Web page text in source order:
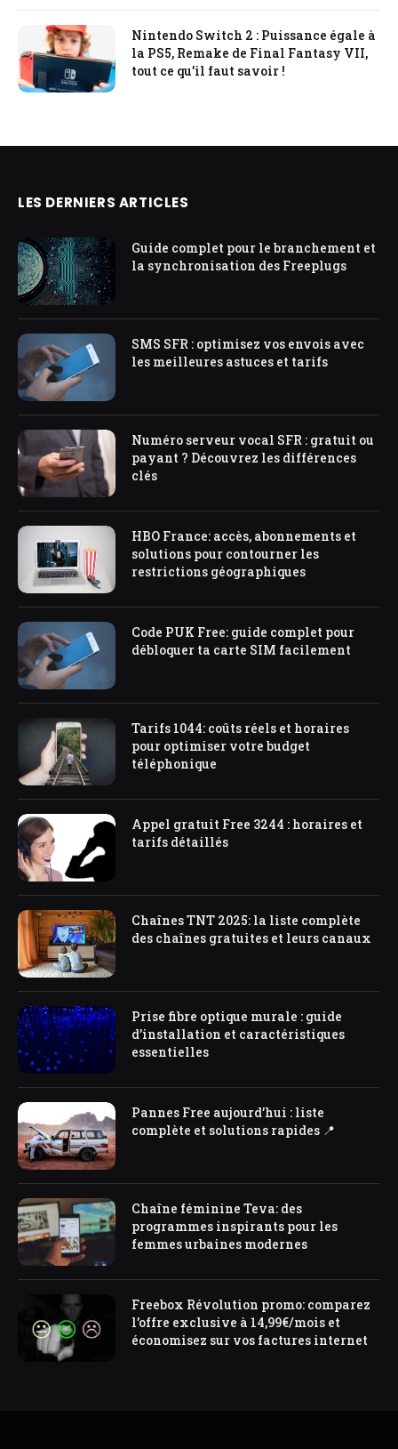
Nintendo Switch 2 : Puissance égale à
la PS5, Remake de Final Fantasy VII,
tout ce qu’il faut savoir !
LES DERNIERS ARTICLES
Guide complet pour le branchement et
la synchronisation des Freeplugs
SMS SFR : optimisez vos envois avec
les meilleures astuces et tarifs
Numéro serveur vocal SFR : gratuit ou
payant ? Découvrez les différences
clés
HBO France: accès, abonnements et
solutions pour contourner les
restrictions géographiques
Code PUK Free: guide complet pour
débloquer ta carte SIM facilement
Tarifs 1044: coûts réels et horaires
pour optimiser votre budget
téléphonique
Appel gratuit Free 3244 : horaires et
tarifs détaillés
Chaînes TNT 2025: la liste complète
des chaînes gratuites et leurs canaux
Prise fibre optique murale : guide
d’installation et caractéristiques
essentielles
Pannes Free aujourd’hui : liste
complète et solutions rapides 📍
Chaîne féminine Teva: des
programmes inspirants pour les
femmes urbaines modernes
Freebox Révolution promo: comparez
l’offre exclusive à 14,99€/mois et
économisez sur vos factures internet